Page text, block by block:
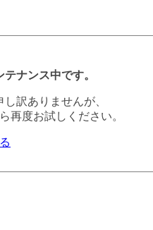
ナンス中です。
訳ありませんが、
再度お試しください。